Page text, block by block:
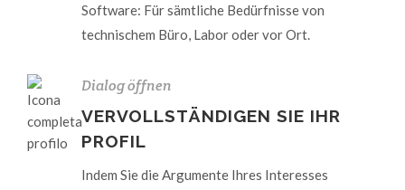
Software: Für sämtliche Bedürfnisse von
technischem Büro, Labor oder vor Ort.
Dialog öffnen
VERVOLLSTÄNDIGEN SIE IHR
PROFIL
Indem Sie die Argumente Ihres Interesses